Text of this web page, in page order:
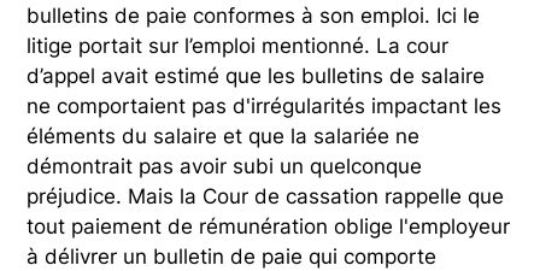
bulletins de paie conformes à son emploi. Ici le
litige portait sur l’emploi mentionné. La cour
d’appel avait estimé que les bulletins de salaire
ne comportaient pas d'irrégularités impactant les
éléments du salaire et que la salariée ne
démontrait pas avoir subi un quelconque
préjudice. Mais la Cour de cassation rappelle que
tout paiement de rémunération oblige l'employeur
à délivrer un bulletin de paie qui comporte